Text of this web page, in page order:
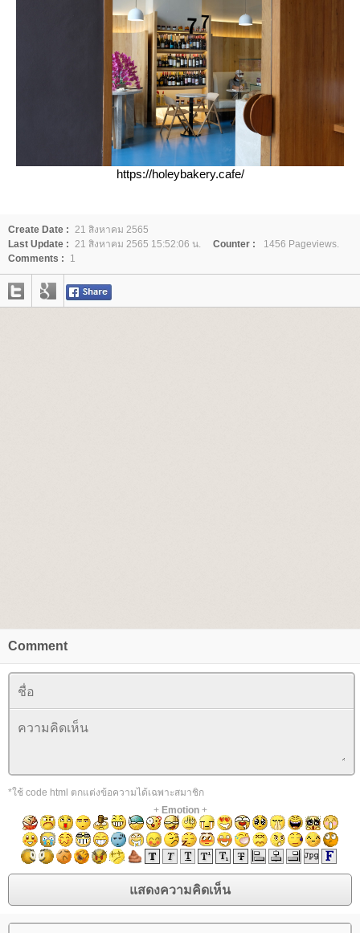
https://holeybakery.cafe/
Create Date : 21 สิงหาคม 2565
Last Update : 21 สิงหาคม 2565 15:52:06 น. Counter :
1456 Pageviews.
Comments :
1
Comment
*ใช้ code html ตกแต่งข้อความได้เฉพาะสมาชิก
+ Emotion+